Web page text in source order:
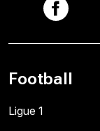
Football
Ligue 1